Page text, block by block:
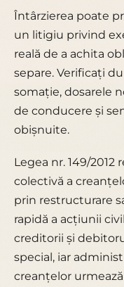
Întârzierea poate
un litigiu privind
reală de a achita
separe. Verificați
somație, dosarele
de conducere și
obișnuite.
Legea nr. 149/
colectivă a
prin restructurare
rapidă a acțiunii
creditorii și
special, iar
creanțelor